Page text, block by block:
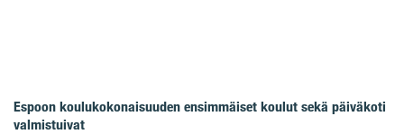
Espoon koulukokonaisuuden ensimmäiset koulut sekä päiväkoti
valmistuivat